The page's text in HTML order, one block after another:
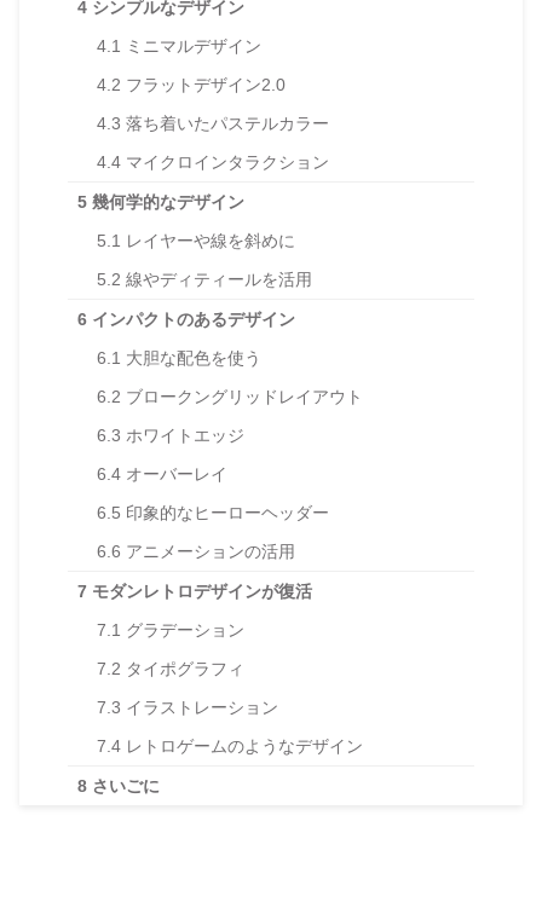
4 シンプルなデザイン
4.1
ミニマルデザイン
4.2 フラットデザイン2.0
4.3 落ち着いたパステルカラー
4.4 マイクロインタラクション
5 幾何学的なデザイン
5.1 レイヤーや線を斜めに
5.2 線やディティールを活用
6 インパクトのあるデザイン
6.1 大胆な配色を使う
6.2 ブロークングリッドレイアウト
6.3 ホワイトエッジ
6.4 オーバーレイ
6.5 印象的なヒーローヘッダー
6.6 アニメーションの活用
7 モダンレトロデザインが復活
7.1 グラデーション
7.2 タイポグラフィ
7.3 イラストレーション
7.4 レトロゲームのようなデザイン
8 さいごに